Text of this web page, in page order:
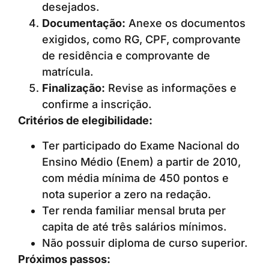
desejados.
Documentação: Anexe os documentos
exigidos, como RG, CPF, comprovante
de residência e comprovante de
matrícula.
Finalização: Revise as informações e
confirme a inscrição.
Critérios de elegibilidade:
Ter participado do Exame Nacional do
Ensino Médio (Enem) a partir de 2010,
com média mínima de 450 pontos e
nota superior a zero na redação.
Ter renda familiar mensal bruta per
capita de até três salários mínimos.
Não possuir diploma de curso superior.
Próximos passos: